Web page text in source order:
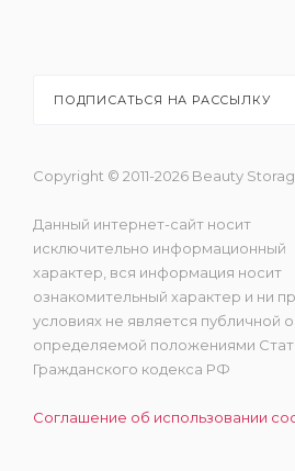
ПОДПИСАТЬСЯ НА РАССЫЛКУ
Copyright © 2011-2026 Beauty
Данный интернет-сайт носит
исключительно информационный
характер, вся информация носит
ознакомительный характер и ни
условиях не является публичной
определяемой положениями
Гражданского кодекса РФ
Соглашение об использовании